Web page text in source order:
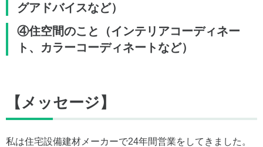
グアドバイスなど）
④住空間のこと
（インテリアコーディネー
ト、カラーコーディネートなど）
【メッセージ】
私は住宅設備建材メーカーで24年間営業をしてきました。